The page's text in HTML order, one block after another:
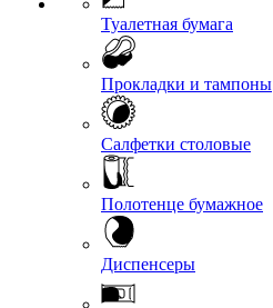
Туалетная бумага
Прокладки и тампоны
Салфетки столовые
Полотенце бумажное
Диспенсеры